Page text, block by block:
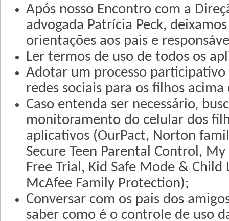
Após nosso Encontro com a
advogada Patrícia Peck,
orientações aos pais e
Ler termos de uso de todos os
Adotar um processo
redes sociais para os filhos acima
Caso entenda ser necessário,
monitoramento do celular dos
aplicativos (OurPact, Norton
Secure Teen Parental Control,
Free Trial, Kid Safe Mode & Child
McAfee Family Protection);
Conversar com os pais dos
saber como é o controle de uso